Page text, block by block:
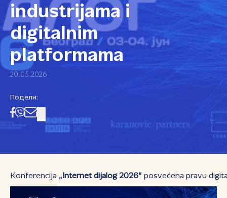
industrijama i
digitalnim
platformama
20.05.2026
Подели:
Konferencija „Internet dijalog 2026“ posvećena pravu